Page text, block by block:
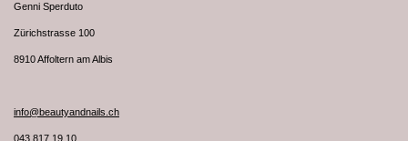
Genni Sperduto
Zürichstrasse 100
8910 Affoltern am Albis
info@beautyandnails.ch
043 817 19 10